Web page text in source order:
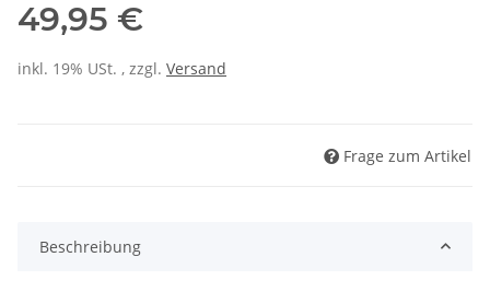
49,95 €
inkl. 19% USt. , zzgl. Versand
Frage zum Artikel
Beschreibung